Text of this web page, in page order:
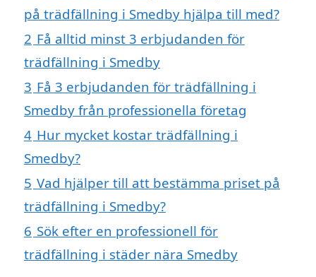
på trädfällning i Smedby hjälpa till med?
2 Få alltid minst 3 erbjudanden för
trädfällning i Smedby
3 Få 3 erbjudanden för trädfällning i
Smedby från professionella företag
4 Hur mycket kostar trädfällning i
Smedby?
5 Vad hjälper till att bestämma priset på
trädfällning i Smedby?
6 Sök efter en professionell för
trädfällning i städer nära Smedby